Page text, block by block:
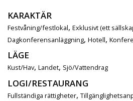
KARAKTÄR
Festvåning/festlokal, Exklusivt (ett
Dagkonferensanläggning, Hotell,
LÄGE
Kust/Hav, Landet, Sjö/Vattendrag
LOGI/RESTAURANG
Fullständiga rättigheter,